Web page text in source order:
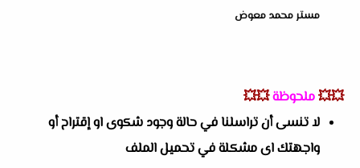
مستر محمد معوض
💥💥ملحوظة💥💥
لا تنسى أن تراسلنا في حالة وجود شكوى او إقتراح أو
واجهتك اى مشكلة في تحميل الملف